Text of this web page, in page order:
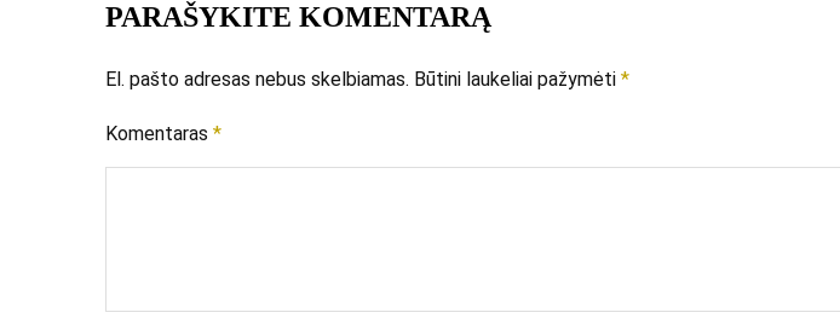
PARAŠYKITE KOMENTARĄ
El. pašto adresas nebus skelbiamas. Būtini laukeliai pažymėti *
Komentaras *